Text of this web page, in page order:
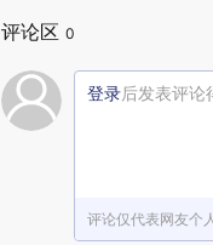
评论区 0
登录后发表评论
评论仅代表网友个